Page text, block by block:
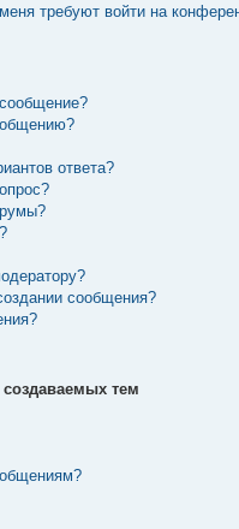
требуют войти на
ответа?
сообщения?
тем